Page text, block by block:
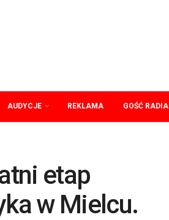
AUDYCJE REKLAMA GOŚĆ RADIA
etap
w Mielcu.